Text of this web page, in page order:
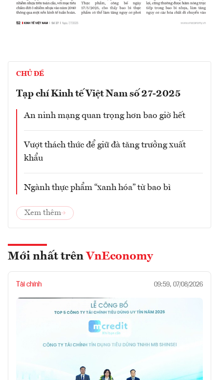
CHỦ ĐỀ
Tạp chí Kinh tế Việt Nam số 27-2025
An ninh mạng quan trọng hơn bao giờ hết
Vượt thách thức để giữ đà tăng trưởng xuất
khẩu
Ngành thực phẩm “xanh hóa” từ bao bì
Xem thêm
Mới nhất trên VnEconomy
Tài chính 09:59, 07/08/2026